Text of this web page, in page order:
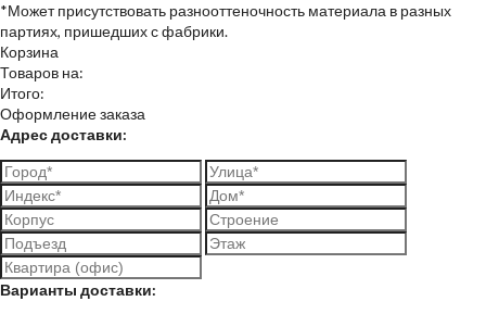
*Может присутствовать разнооттеночность материала в разных
партиях, пришедших с фабрики.
Корзина
Товаров на:
Итого:
Оформление заказа
Адрес доставки:
Варианты доставки: